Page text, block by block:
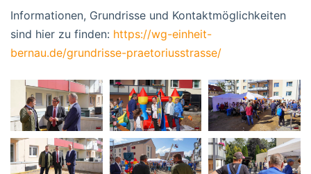
Informationen, Grundrisse und Kontaktmöglichkeiten
sind hier zu finden: https://wg-einheit-
bernau.de/grundrisse-praetoriusstrasse/